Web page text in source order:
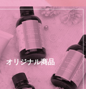
オリジナル商品